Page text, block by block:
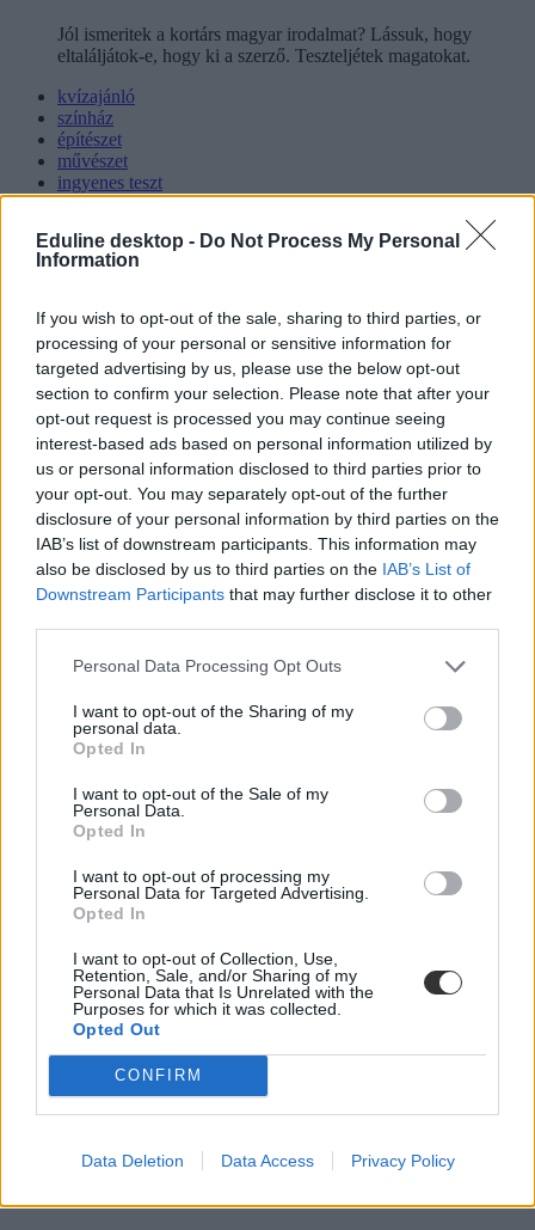
Eduline desktop - Do Not Process My Personal
Information
If you wish to opt-out of the sale, sharing to third parties, or
processing of your personal or sensitive information for
targeted advertising by us, please use the below opt-out
section to confirm your selection. Please note that after your
opt-out request is processed you may continue seeing
interest-based ads based on personal information utilized by
us or personal information disclosed to third parties prior to
your opt-out. You may separately opt-out of the further
disclosure of your personal information by third parties on the
IAB’s list of downstream participants. This information may
also be disclosed by us to third parties on the IAB’s List of
Downstream Participants that may further disclose it to other
Personal Data Processing Opt Outs
I want to opt-out of the Sharing of my
personal data.
Opted In
I want to opt-out of the Sale of my
Personal Data.
Opted In
I want to opt-out of processing my
Personal Data for Targeted Advertising.
Opted In
I want to opt-out of Collection, Use,
Retention, Sale, and/or Sharing of my
Personal Data that Is Unrelated with the
Purposes for which it was collected.
Opted Out
CONFIRM
Data Deletion Data Access Privacy Policy
Jól ismeritek a kortárs magyar irodalmat? Lássuk, hogy
eltaláljátok-e, hogy ki a szerző. Teszteljétek magatokat.
kvízajánló
színház
építészet
művészet
ingyenes teszt
művészettörténet
műveltségi kvíz
Hana György: „Méltóságot, tekintélyt kell adni az
oktatásról szóló közbeszédnek”
Az új kormány az elődökétől merőben eltérő kommunikációs
stratégiával kezdte meg működését. Az egyes minisztériumok
alázott ágazatban, mint az oktatás. Ám pontosan ez a lendület az,
ami egy újabb megkerülhetetlen kihívást is előtérbe rántott: az
érdemi társadalmi egyeztetés ígéretének beváltását, vagy más szóval
„kényszerét”. Ennek, az amúgy pozitív stressznek a kezeléséhez
igyekszem az alábbiakban szempontokat adni. Hana György
Közoktatás
Vendégszerző
Dolgoznának az egyetem mellett, mégsem
vállalhatnak diákmunkát – több mint százezer
levelezős hallgatót érinthet a szabály
„Szinte bárhol voltam állásinterjún, mikor megtudták, hogy levelező
tagozatos hallgató vagyok, egyből húzni kezdték a szájukat” –
számolt be tapasztalatairól az Eduline-nak egy egyetemista. Példája
azonban korántsem egyedi: több levelezős hallgató számolt be
hasonló nehézségekről.
Campus life
Eltörölnék a 45 perces iskola-előkészítőt, újra az